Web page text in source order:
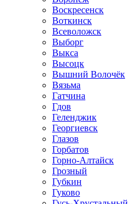
Воскресенск
Воткинск
Всеволожск
Выборг
Выкса
Высоцк
Вышний Волочёк
Вязьма
Гатчина
Гдов
Геленджик
Георгиевск
Глазов
Горбатов
Горно-Алтайск
Грозный
Губкин
Гуково